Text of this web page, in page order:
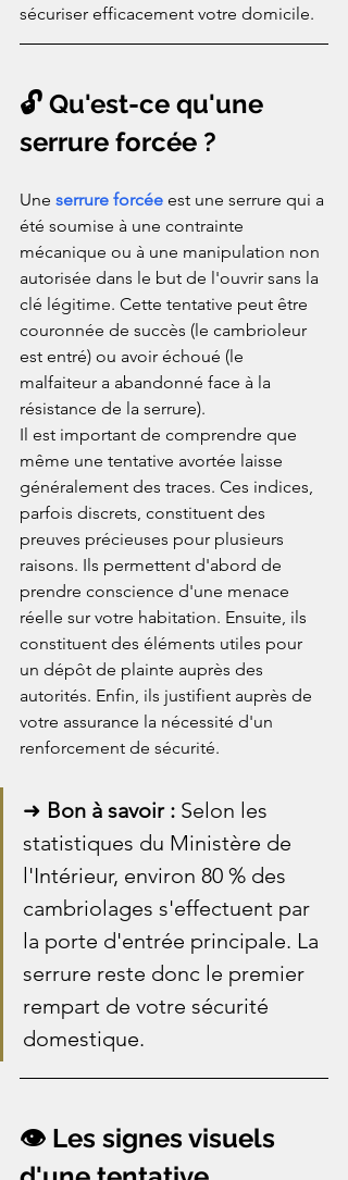
sécuriser efficacement votre domicile.
🔓 Qu'est-ce qu'une
serrure forcée ?
Une serrure forcée est une serrure qui a
été soumise à une contrainte
mécanique ou à une manipulation non
autorisée dans le but de l'ouvrir sans la
clé légitime. Cette tentative peut être
couronnée de succès (le cambrioleur
est entré) ou avoir échoué (le
malfaiteur a abandonné face à la
résistance de la serrure).
Il est important de comprendre que
même une tentative avortée laisse
généralement des traces. Ces indices,
parfois discrets, constituent des
preuves précieuses pour plusieurs
raisons. Ils permettent d'abord de
prendre conscience d'une menace
réelle sur votre habitation. Ensuite, ils
constituent des éléments utiles pour
un dépôt de plainte auprès des
autorités. Enfin, ils justifient auprès de
votre assurance la nécessité d'un
renforcement de sécurité.
➜ Bon à savoir : Selon les
statistiques du Ministère de
l'Intérieur, environ 80 % des
cambriolages s'effectuent par
la porte d'entrée principale. La
serrure reste donc le premier
rempart de votre sécurité
domestique.
👁️ Les signes visuels